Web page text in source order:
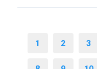
1 2 3